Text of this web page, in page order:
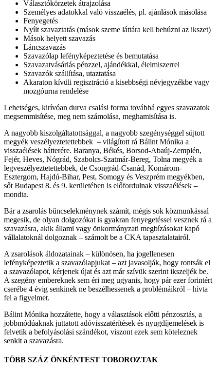
Választókörzetek átrajzolása
Személyes adatokkal való visszaélés, pl. ajánlások másolása
Fenyegetés
Nyílt szavaztatás (mások szeme láttára kell behúzni az ikszet)
Mások helyett szavazás
Láncszavazás
Szavazólap lefényképeztetése és bemutatása
Szavazatvásárlás pénzzel, ajándékkal, élelmiszerrel
Szavazók szállítása, utaztatása
Akaraton kívüli regisztráció a kisebbségi névjegyzékbe vagy
mozgóurna rendelése
Lehetséges, kirívóan durva csalási forma továbbá egyes szavazatok
megsemmisítése, meg nem számolása, meghamisítása is.
A nagyobb kiszolgáltatottsággal, a nagyobb szegénységgel sújtott
megyék veszélyeztetettebbek – világított rá Bálint Mónika a
visszaélések hátterére. Baranya, Békés, Borsod-Abaúj-Zemplén,
Fejér, Heves, Nógrád, Szabolcs-Szatmár-Bereg, Tolna megyék a
legveszélyeztetettebbek, de Csongrád-Csanád, Komárom-
Esztergom, Hajdú-Bihar, Pest, Somogy és Veszprém megyékben,
sőt Budapest 8. és 9. kerületében is előfordulnak visszaélések –
mondta.
Bár a zsarolás bűncselekménynek számít, mégis sok közmunkással
megesik, de olyan dolgozókat is gyakran fenyegetéssel vesznek rá a
szavazásra, akik állami vagy önkormányzati megbízásokat kapó
vállalatoknál dolgoznak – számolt be a CKA tapasztalatairól.
A zsarolások áldozatainak – különösen, ha jogellenesen
lefényképeztetik a szavazólapjukat – azt javasolják, hogy rontsák el
a szavazólapot, kérjenek újat és azt már szívük szerint ikszeljék be.
A szegény embereknek sem éri meg ugyanis, hogy pár ezer forintért
cserébe 4 évig senkinek ne beszélhessenek a problémáikról – hívta
fel a figyelmet.
Bálint Mónika hozzátette, hogy a választások előtti pénzosztás, a
jobbmódúaknak juttatott adóvisszatérítések és nyugdíjemelések is
felvetik a befolyásolási szándékot, viszont ezek sem köteleznek
senkit a szavazásra.
TÖBB SZÁZ ÖNKÉNTEST TOBOROZTAK